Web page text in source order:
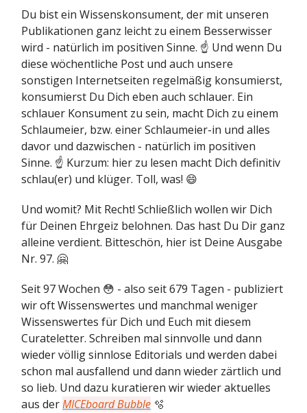
Du bist ein Wissenskonsument, der mit unseren
Publikationen ganz leicht zu einem Besserwisser
wird - natürlich im positiven Sinne. ☝️ Und wenn Du
diese wöchentliche Post und auch unsere
sonstigen Internetseiten regelmäßig konsumierst,
konsumierst Du Dich eben auch schlauer. Ein
schlauer Konsument zu sein, macht Dich zu einem
Schlaumeier, bzw. einer Schlaumeier-in und alles
davor und dazwischen - natürlich im positiven
Sinne. ☝️ Kurzum: hier zu lesen macht Dich definitiv
schlau(er) und klüger. Toll, was! 😄
Und womit? Mit Recht! Schließlich wollen wir Dich
für Deinen Ehrgeiz belohnen. Das hast Du Dir ganz
alleine verdient. Bitteschön, hier ist Deine Ausgabe
Nr. 97. 🤗
Seit 97 Wochen 😳 - also seit 679 Tagen - publiziert
wir oft Wissenswertes und manchmal weniger
Wissenswertes für Dich und Euch mit diesem
Curateletter. Schreiben mal sinnvolle und dann
wieder völlig sinnlose Editorials und werden dabei
schon mal ausfallend und dann wieder zärtlich und
so lieb. Und dazu kuratieren wir wieder aktuelles
aus derMICEboard Bubble 🫧